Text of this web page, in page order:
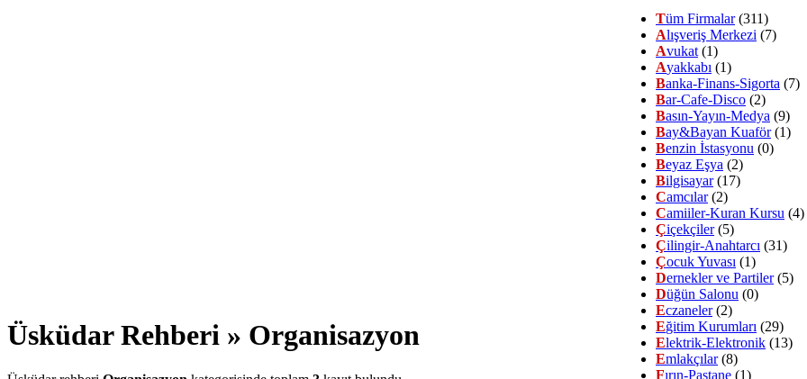
Üsküdar Rehberi » Organisazyon
Tüm Firmalar(311)
Alışveriş Merkezi (7)
Avukat(1)
Ayakkabı (1)
Banka-Finans-Sigorta (7)
Bar-Cafe-Disco (2)
Basın-Yayın-Medya (9)
Bay&Bayan Kuaför(1)
Benzin İstasyonu (0)
Beyaz Eşya (2)
Bilgisayar(17)
Camcılar(2)
Camiiler-Kuran Kursu (4)
Çiçekçiler(5)
Çilingir-Anahtarcı (31)
Çocuk Yuvası (1)
Dernekler ve Partiler(5)
Düğün Salonu (0)
Eczaneler(2)
Eğitim Kurumları (29)
Elektrik-Elektronik (13)
Emlakçılar(8)
Fırın-Pastane (1)